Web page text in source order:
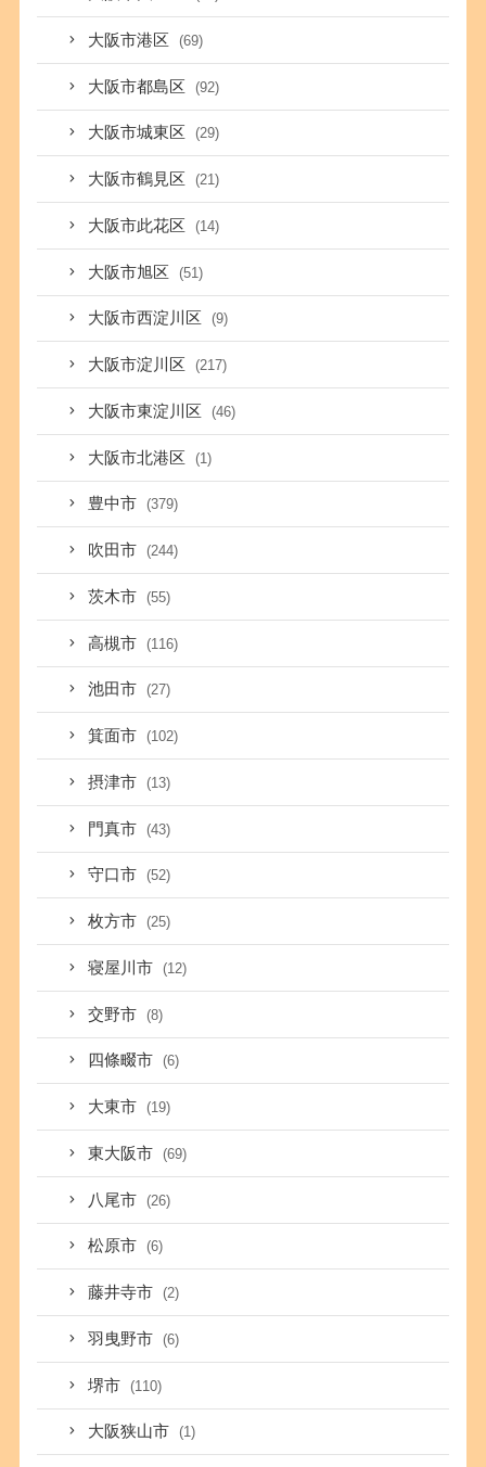
大阪市港区 (69)
大阪市都島区 (92)
大阪市城東区 (29)
大阪市鶴見区 (21)
大阪市此花区 (14)
大阪市旭区 (51)
大阪市西淀川区 (9)
大阪市淀川区 (217)
大阪市東淀川区 (46)
大阪市北港区 (1)
豊中市 (379)
吹田市 (244)
茨木市 (55)
高槻市 (116)
池田市 (27)
箕面市 (102)
摂津市 (13)
門真市 (43)
守口市 (52)
枚方市 (25)
寝屋川市 (12)
交野市 (8)
四條畷市 (6)
大東市 (19)
東大阪市 (69)
八尾市 (26)
松原市 (6)
藤井寺市 (2)
羽曳野市 (6)
堺市 (110)
大阪狭山市 (1)